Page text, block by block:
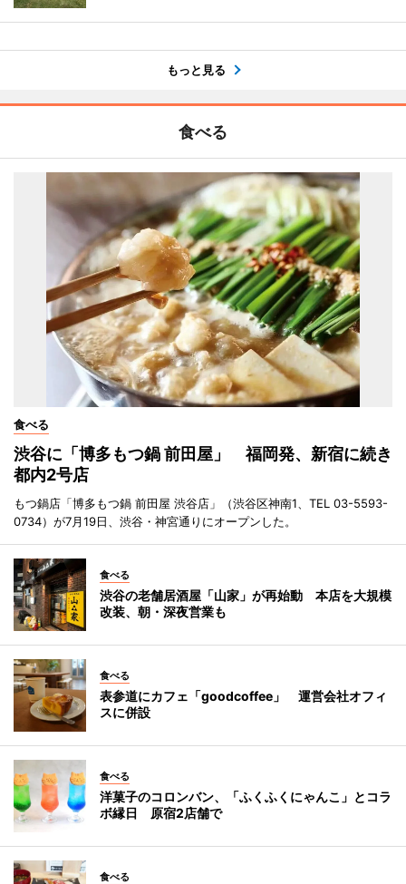
もっと見る
食べる
食べる
渋谷に「博多もつ鍋 前田屋」 福岡発、新宿に続き
都内2号店
もつ鍋店「博多もつ鍋 前田屋 渋谷店」（渋谷区神南1、TEL 03-5593-
0734）が7月19日、渋谷・神宮通りにオープンした。
食べる
渋谷の老舗居酒屋「山家」が再始動 本店を大規模
改装、朝・深夜営業も
食べる
表参道にカフェ「goodcoffee」 運営会社オフィ
スに併設
食べる
洋菓子のコロンバン、「ふくふくにゃんこ」とコラ
ボ縁日 原宿2店舗で
食べる